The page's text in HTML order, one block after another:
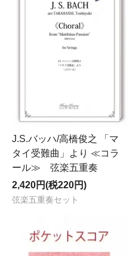
J.S.バッハ/高橋俊之 「マ
タイ受難曲」より ≪コラ
ール≫ 弦楽五重奏
2,420円(税220円)
弦楽五重奏セット